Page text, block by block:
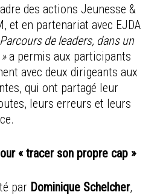
des actions Jeunesse &
et en partenariat avec EJDA
de leaders, dans un
a permis aux participants
avec deux dirigeants aux
qui ont partagé leur
leurs erreurs et leurs
« tracer son propre cap »
par Dominique Schelcher,